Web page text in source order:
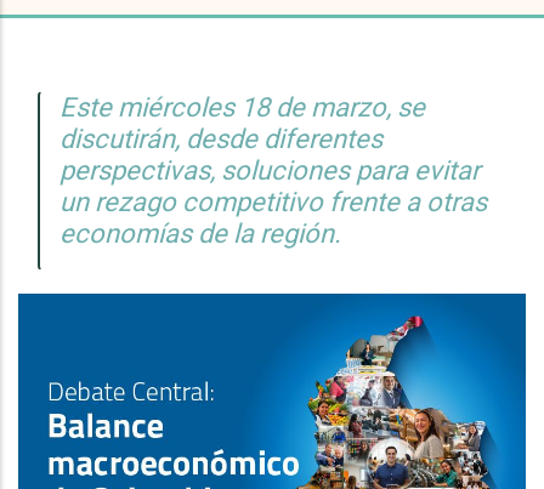
Este miércoles 18 de marzo, se
discutirán, desde diferentes
perspectivas, soluciones para evitar
un rezago competitivo frente a otras
economías de la región.